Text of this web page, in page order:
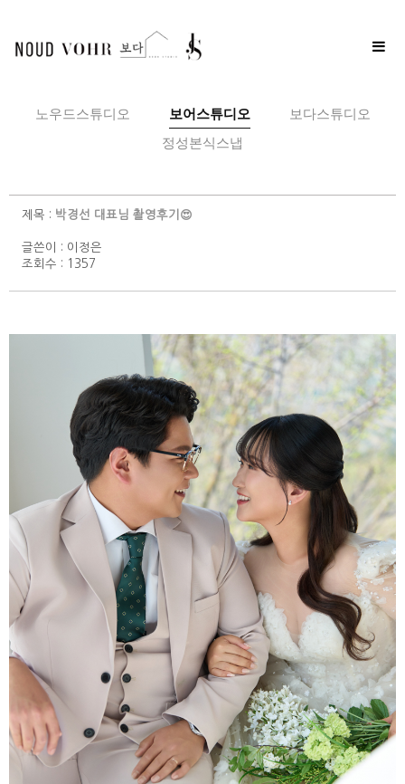
Toggle
노우드스튜디오 보어스튜디오
보다스튜디오
정성본식스냅
제목 : 박경선 대표님 촬영후기😍
글쓴이 : 이정은
조회수 : 1357